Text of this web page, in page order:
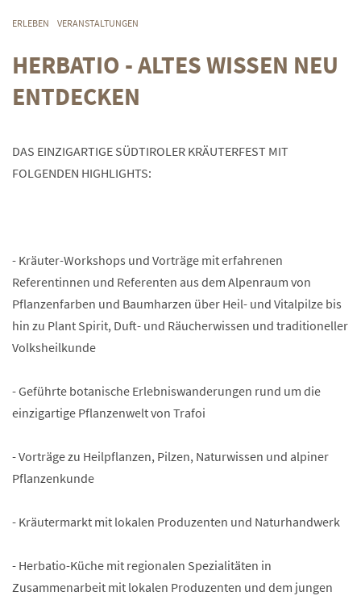
ERLEBEN VERANSTALTUNGEN
HERBATIO - ALTES WISSEN NEU
ENTDECKEN
DAS EINZIGARTIGE SÜDTIROLER KRÄUTERFEST MIT
FOLGENDEN HIGHLIGHTS:
- Kräuter-Workshops und Vorträge mit erfahrenen
Referentinnen und Referenten aus dem Alpenraum von
Pflanzenfarben und Baumharzen über Heil- und Vitalpilze bis
hin zu Plant Spirit, Duft- und Räucherwissen und traditioneller
Volksheilkunde
- Geführte botanische Erlebniswanderungen rund um die
einzigartige Pflanzenwelt von Trafoi
- Vorträge zu Heilpflanzen, Pilzen, Naturwissen und alpiner
Pflanzenkunde
- Kräutermarkt mit lokalen Produzenten und Naturhandwerk
- Herbatio-Küche mit regionalen Spezialitäten in
Zusammenarbeit mit lokalen Produzenten und dem jungen